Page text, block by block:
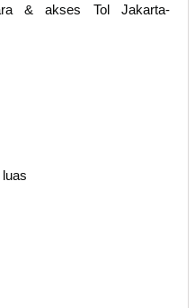
& akses Tol Jakarta-